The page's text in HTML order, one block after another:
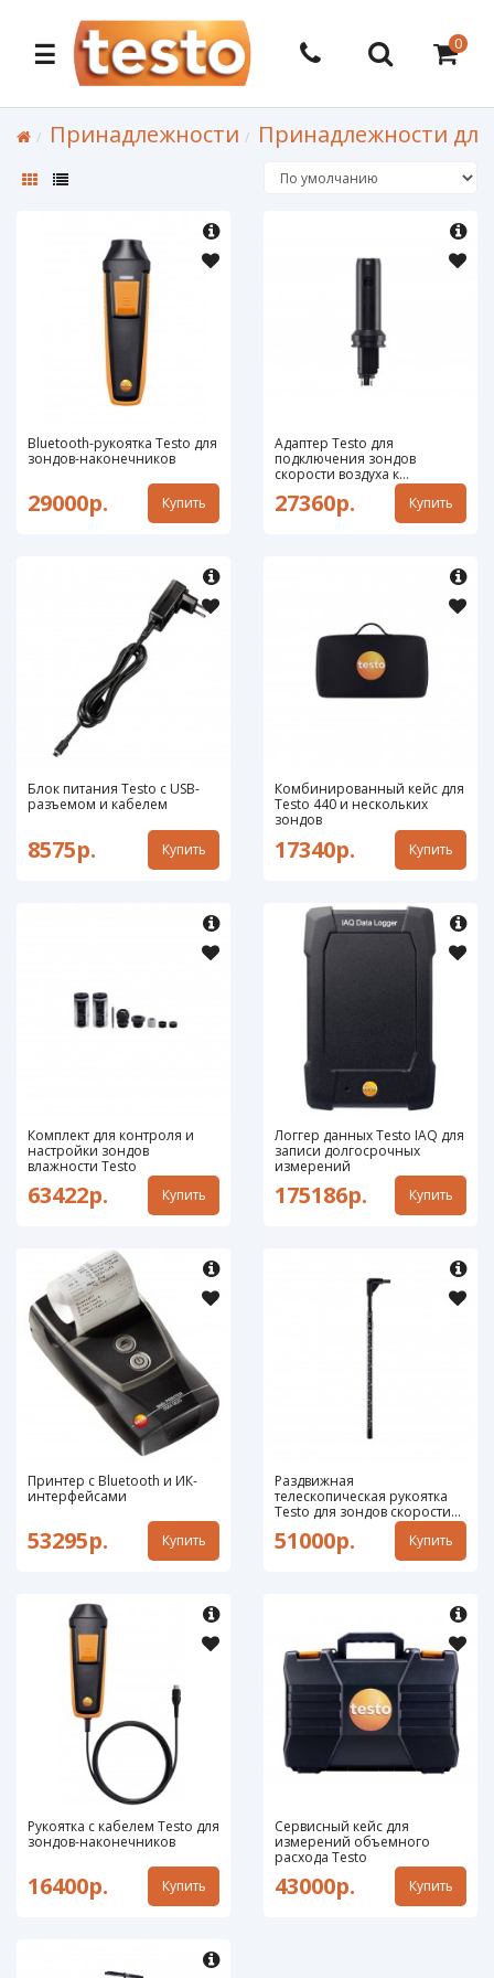
☰ 0
Принадлежности Принадлежности
Bluetooth-рукоятка Testo для
зондов-наконечников
29000р. Купить
Адаптер Testo для
подключения зондов
скорости воздуха к
универсальной рукоятке
27360р. Купить
Блок питания Testo с USB-
разъемом и кабелем
8575р. Купить
Комбинированный кейс для
Testo 440 и нескольких
зондов
17340р. Купить
Комплект для контроля и
настройки зондов
влажности Testo
63422р. Купить
Логгер данных Testo IAQ для
записи долгосрочных
измерений
175186р. Купить
Принтер с Bluetooth и ИК-
интерфейсами
53295р. Купить
Раздвижная
телескопическая рукоятка
Testo для зондов скорости
воздуха с универсальной
рукояткой
51000р. Купить
Рукоятка с кабелем Testo для
зондов-наконечников
16400р. Купить
Сервисный кейс для
измерений объемного
расхода Testo
43000р. Купить